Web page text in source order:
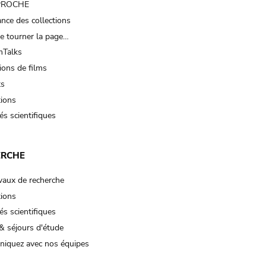
des collections
tourner la page…
de films
scientifiques
de recherche
scientifiques
séjours d'étude
avec nos équipes